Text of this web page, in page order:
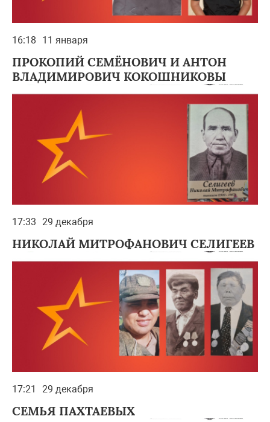
16:18 11 января
ПРОКОПИЙ СЕМЁНОВИЧ И АНТОН
ВЛАДИМИРОВИЧ КОКОШНИКОВЫ
17:33 29 декабря
НИКОЛАЙ МИТРОФАНОВИЧ СЕЛИГЕЕВ
17:21 29 декабря
СЕМЬЯ ПАХТАЕВЫХ